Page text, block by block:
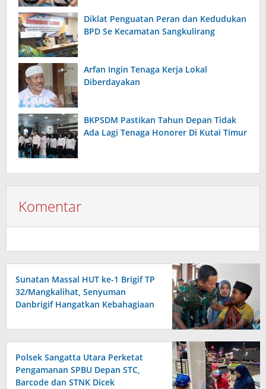
Diklat Penguatan Peran dan Kedudukan
BPD Se Kecamatan Sangkulirang
Arfan Ingin Tenaga Kerja Lokal
Diberdayakan
BKPSDM Pastikan Tahun Depan Tidak
Ada Lagi Tenaga Honorer Di Kutai Timur
Komentar
Sunatan Massal HUT ke-1 Brigif TP
32/Mangkalihat, Senyuman
Danbrigif Hangatkan Kebahagiaan
Polsek Sangatta Utara Perketat
Pengamanan SPBU Depan STC,
Barcode dan STNK Dicek